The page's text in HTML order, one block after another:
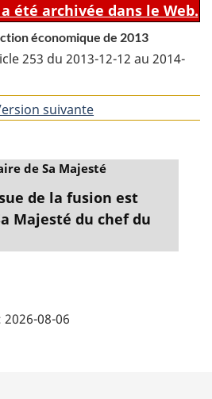
été archivée dans le Web.
économique de 2013
253 du 2013-12-12 au 2014-
suivante
de Sa Majesté
de la fusion est
Majesté du chef du
2026-08-06